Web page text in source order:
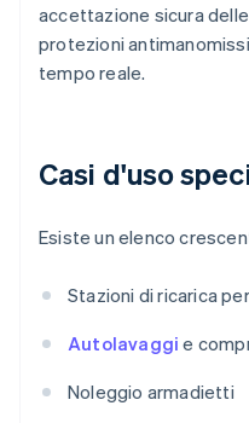
accettazione sicura
protezioni
tempo reale.
Casi d'uso
Esiste un elenco
Stazioni di ricarica
Autolavaggi e
Noleggio armadietti